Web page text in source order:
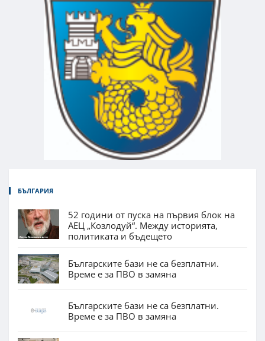
БЪЛГАРИЯ
52 години от пуска на първия блок на
АЕЦ „Козлодуй“. Между историята,
политиката и бъдещето
Българските бази не са безплатни.
Време е за ПВО в замяна
Българските бази не са безплатни.
Време е за ПВО в замяна